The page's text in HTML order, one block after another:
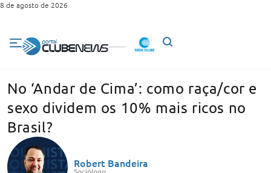
8 de agosto de 2026
No ‘Andar de Cima’: como raça/cor e
sexo dividem os 10% mais ricos no
Brasil?
Robert Bandeira
Sociólogo